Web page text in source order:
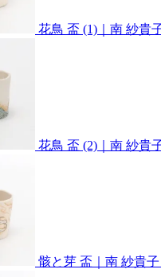
花鳥 盃 (1)｜南 紗貴
花鳥 盃 (2)｜南 紗貴
骸と芽 盃｜南 紗貴子